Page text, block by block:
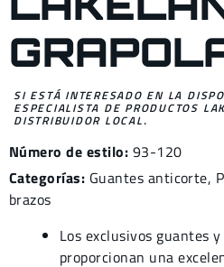
SI ESTÁ INTERESADO EN LA
ESPECIALISTA DE PRODUCTOS
DISTRIBUIDOR LOCAL.
Número de estilo: 93-120
Categorías: Guantes anticorte,
brazos
Los exclusivos guantes
proporcionan una